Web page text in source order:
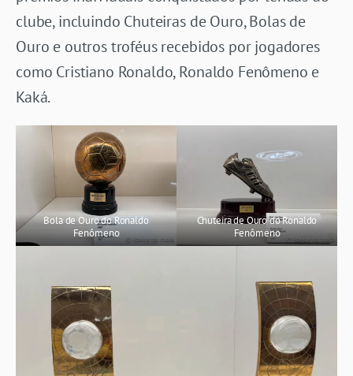
clube, incluindo Chuteiras de Ouro, Bolas de
Ouro e outros troféus recebidos por jogadores
como Cristiano Ronaldo, Ronaldo Fenômeno e
Kaká.
Bola de Ouro do Ronaldo
Fenômeno
Chuteira de Ouro do Ronaldo
Fenômeno